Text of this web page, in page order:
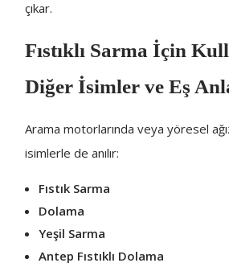
çıkar.
Fıstıklı Sarma İçin
Diğer İsimler ve Eş
Arama motorlarında veya yöresel
isimlerle de anılır:
Fıstık Sarma
Dolama
Yeşil Sarma
Antep Fıstıklı Dolama